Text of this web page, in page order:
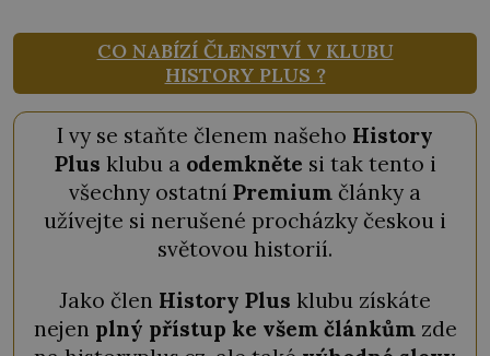
CO NABÍZÍ ČLENSTVÍ V KLUBU
HISTORY PLUS ?
I vy se staňte členem našeho History
Plus klubu a odemkněte si tak tento i
všechny ostatní Premium články a
užívejte si nerušené procházky českou i
světovou historií.
Jako člen History Plus klubu získáte
nejen plný přístup ke všem článkům zde